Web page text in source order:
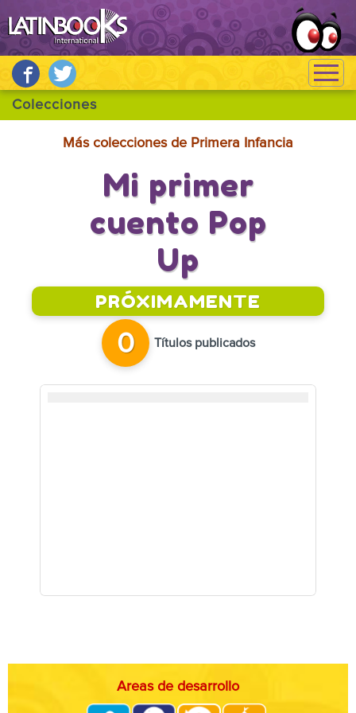
Más colecciones de Primera Infancia
Mi primer
cuento Pop
Up
PRÓXIMAMENTE
0 Títulos publicados
Areas de desarrollo